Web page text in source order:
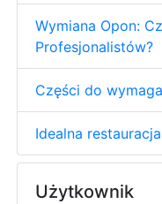
Wymiana Opon:
Profesjonalistów?
Części do
Idealna
Użytkownik